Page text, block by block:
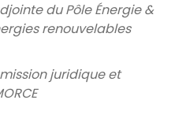
du Pôle Énergie &
renouvelables
juridique et